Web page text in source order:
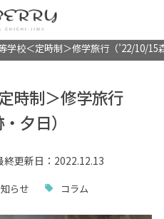
学校＜定時制＞修学旅行（’22/10/15
時制＞修学旅行
夕日）
終更新日 ：2022.12.13
らせ コラム